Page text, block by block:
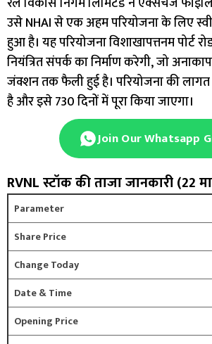
उसे NHAI से एक अहम परियोजना के लिए
हुआ है। यह परियोजना विशाखापत्तनम पोर्ट
नियंत्रित संपर्क का निर्माण करेगी, जो
जंक्शन तक फैली हुई है। परियोजना की
है और इसे 730 दिनों में पूरा किया जाएगा।
Join Our Whatsapp
RVNL स्टॉक की ताजा जानकारी (22
Parameter
Share Price
Change Today
Date & Time
Opening Price